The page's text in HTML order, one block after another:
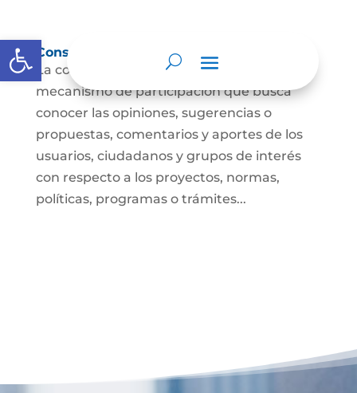
Abrir barra de herramientas
Consulta ciudadana
La consulta a la ciudadanía es un
mecanismo de participación que busca
conocer las opiniones, sugerencias o
propuestas, comentarios y aportes de los
usuarios, ciudadanos y grupos de interés
con respecto a los proyectos, normas,
políticas, programas o trámites...